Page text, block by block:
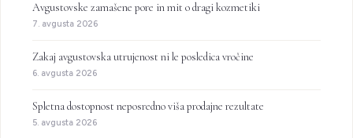
Avgustovske zamašene pore in mit o dragi kozmetiki
7. avgusta 2026
Zakaj avgustovska utrujenost ni le posledica vročine
6. avgusta 2026
Spletna dostopnost neposredno viša prodajne rezultate
5. avgusta 2026